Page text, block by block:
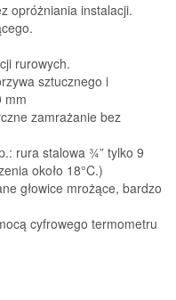
opróżniania instalacji.
rurowych.
sztucznego i
mm
zamrażanie bez
rura stalowa ¾” tylko 9
około 18°C.)
głowice mrożące, bardzo
cyfrowego termometru